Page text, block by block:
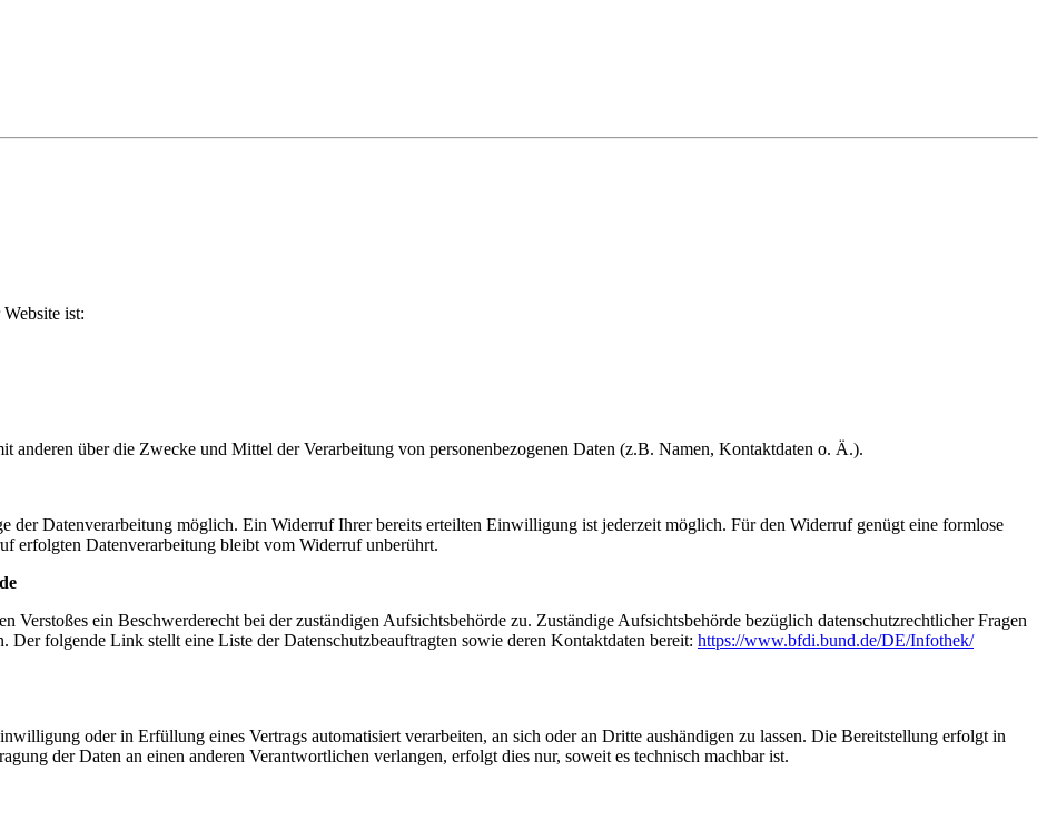
ist:
anderen über die Zwecke und Mittel der Verarbeitung von personenbezogenen Daten (z.B. Namen, Kontaktdaten o. Ä.).
Datenverarbeitung möglich. Ein Widerruf Ihrer bereits erteilten Einwilligung ist jederzeit möglich. Für den Widerruf genügt eine formlose
erfolgten Datenverarbeitung bleibt vom Widerruf unberührt.
Verstoßes ein Beschwerderecht bei der zuständigen Aufsichtsbehörde zu. Zuständige Aufsichtsbehörde bezüglich datenschutzrechtlicher Fragen
Der folgende Link stellt eine Liste der Datenschutzbeauftragten sowie deren Kontaktdaten bereit: https://www.bfdi.bund.de/DE/Infothek/
oder in Erfüllung eines Vertrags automatisiert verarbeiten, an sich oder an Dritte aushändigen zu lassen. Die Bereitstellung erfolgt in
der Daten an einen anderen Verantwortlichen verlangen, erfolgt dies nur, soweit es technisch machbar ist.